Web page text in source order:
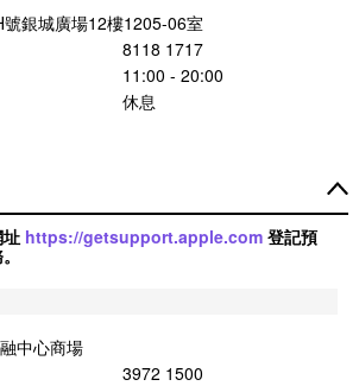
銀城廣場12樓1205-06室
8118 1717
11:00 - 20:00
休息
https://getsupport.apple.com 登記預
中心商場
3972 1500